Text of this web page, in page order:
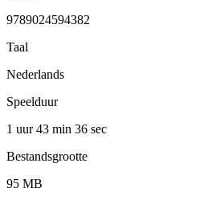
9789024594382
Taal
Nederlands
Speelduur
1 uur 43 min 36 sec
Bestandsgrootte
95 MB